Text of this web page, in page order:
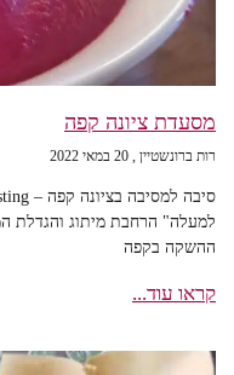
מסעדת ציונה קפה
רות ברונשטיין 20 במאי 2022
למעלה" הרחבת מיתוג והגדלת
ההשקה בקפה
קראו עוד...